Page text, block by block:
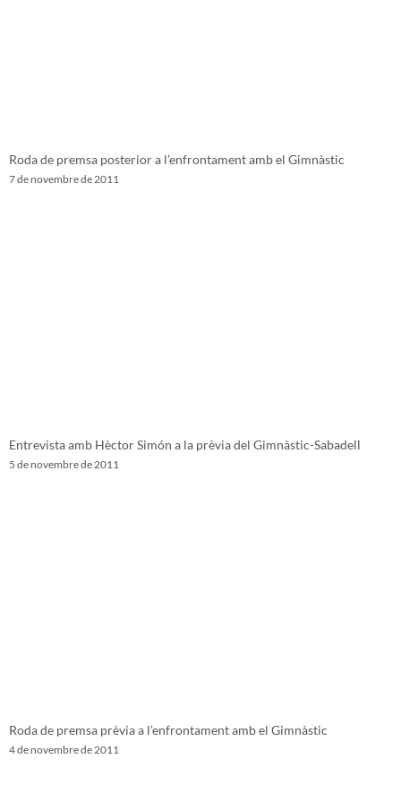
Roda de premsa posterior a l’enfrontament amb el Gimnàstic
7 de novembre de 2011
Entrevista amb Hèctor Simón a la prèvia del Gimnàstic-Sabadell
5 de novembre de 2011
Roda de premsa prèvia a l’enfrontament amb el Gimnàstic
4 de novembre de 2011